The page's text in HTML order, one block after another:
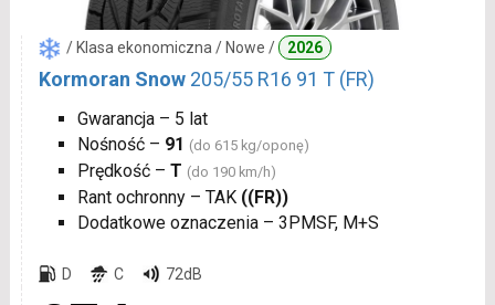
/ Klasa ekonomiczna / Nowe / 2026
Kormoran Snow 205/55 R16 91 T (FR)
Gwarancja – 5 lat
Nośność – 91 (do 615 kg/oponę)
Prędkość – T (do 190 km/h)
Rant ochronny – TAK ((FR))
Dodatkowe oznaczenia – 3PMSF, M+S
D C 72dB